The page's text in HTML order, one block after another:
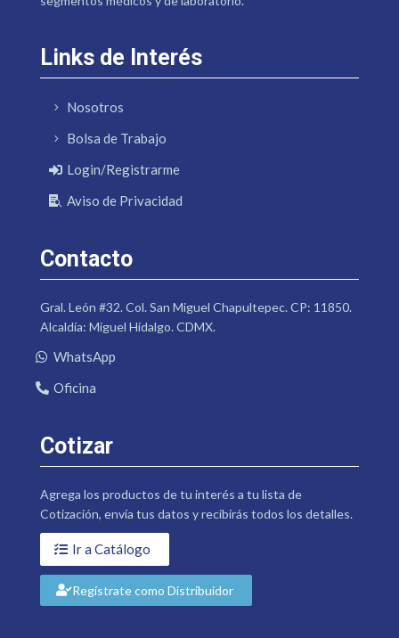
Links de Interés
Nosotros
Bolsa de Trabajo
Login/Registrarme
Aviso de Privacidad
Contacto
Gral. León #32. Col. San Miguel Chapultepec. CP: 11850.
Alcaldía: Miguel Hidalgo. CDMX.
WhatsApp
Oficina
Cotizar
Agrega los productos de tu interés a tu lista de
Cotización, envía tus datos y recibirás todos los detalles.
Ir a Catálogo
Regístrate como Distribuidor